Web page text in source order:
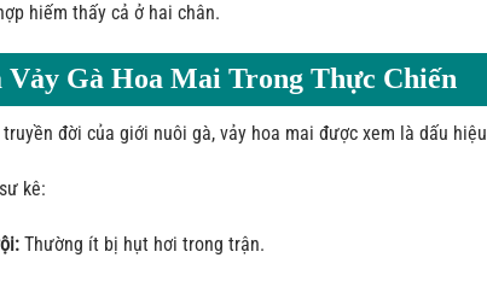
hiếm thấy cả ở hai chân.
Gà Hoa Mai Trong Thực Chiến
đời của giới nuôi gà, vảy hoa mai được xem là dấu
kê:
Thường ít bị hụt hơi trong trận.